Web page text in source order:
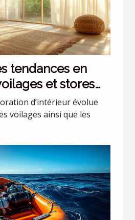
tendances en
et stores
d’intérieur évolue
voilages ainsi que les